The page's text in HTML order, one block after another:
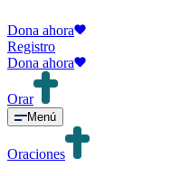
Dona ahora
Registro
Dona ahora
Orar
Menú
Oraciones